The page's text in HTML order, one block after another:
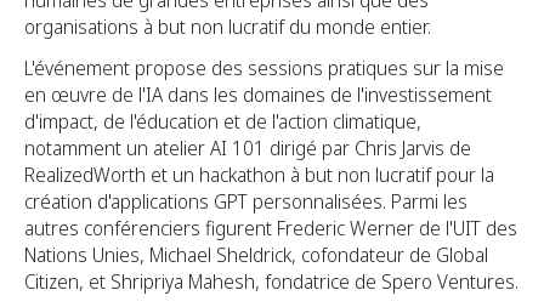
organisations à but non lucratif du monde entier.
L'événement propose des sessions pratiques sur la mise
en œuvre de l'IA dans les domaines de l'investissement
d'impact, de l'éducation et de l'action climatique,
notamment un atelier AI 101 dirigé par Chris Jarvis de
RealizedWorth et un hackathon à but non lucratif pour la
création d'applications GPT personnalisées. Parmi les
autres conférenciers figurent Frederic Werner de l'UIT des
Nations Unies, Michael Sheldrick, cofondateur de Global
Citizen, et Shripriya Mahesh, fondatrice de Spero Ventures.